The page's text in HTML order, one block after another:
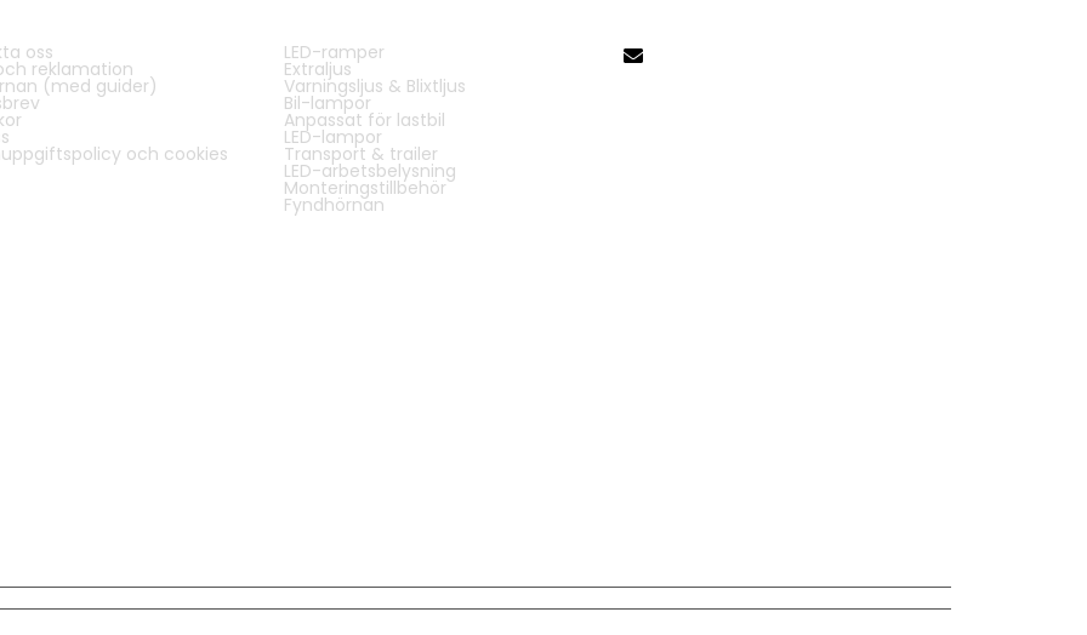
oss
reklamation
(med guider)
och cookies
Populära sidor & kategorier
LED-ramper
Extraljus
Varningsljus & Blixtljus
Bil-lampor
Anpassat för lastbil
LED-lampor
Transport & trailer
LED-arbetsbelysning
Monteringstillbehör
Fyndhörnan
Kontakta oss: